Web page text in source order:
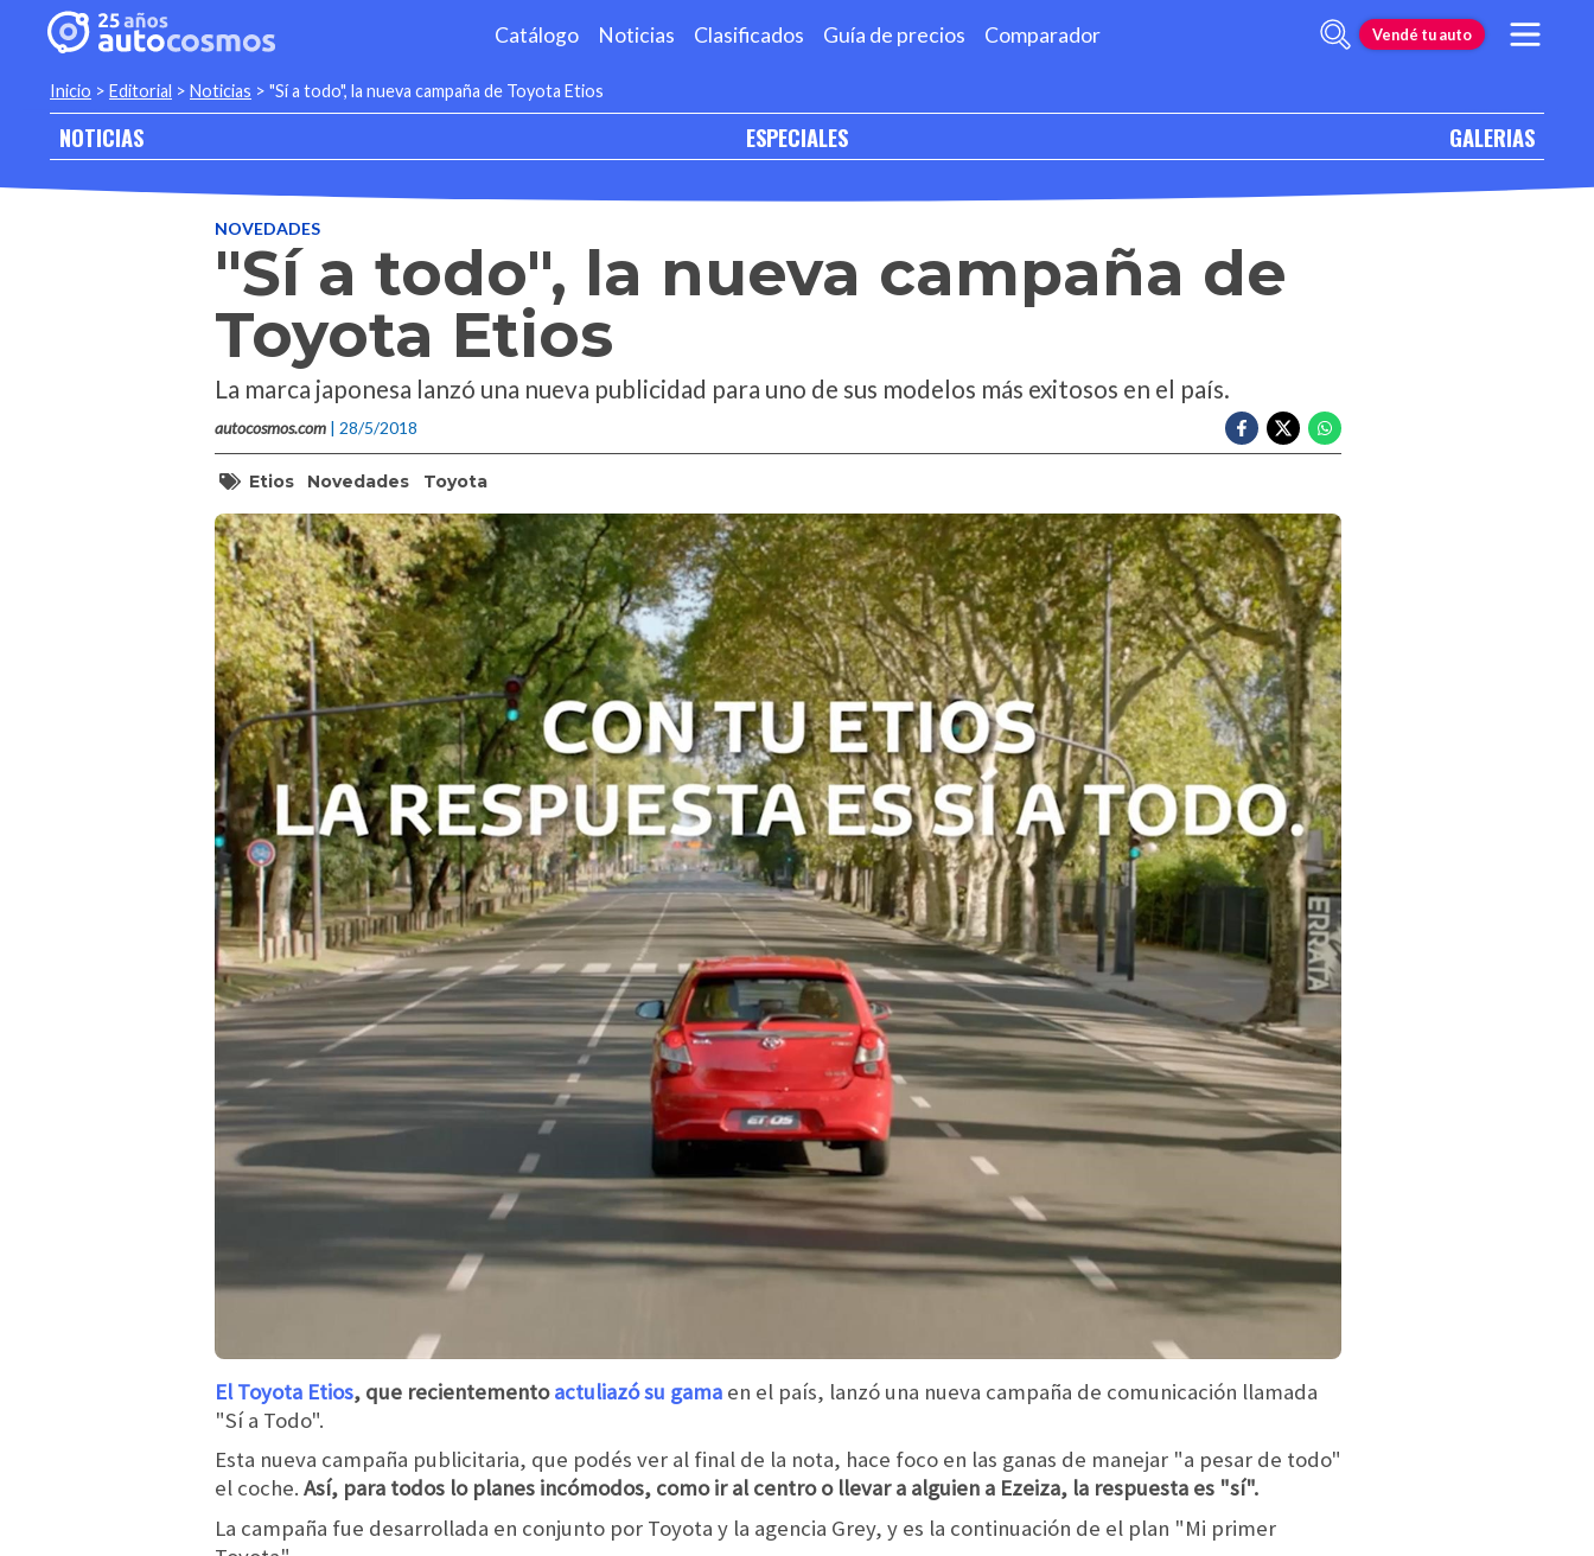
Catálogo Noticias Clasificados Guía de precios Comparador Vendé tu auto
Inicio > Editorial > Noticias > "Sí a todo", la nueva campaña de Toyota Etios
NOTICIAS ESPECIALES GALERIAS
NOVEDADES
"Sí a todo", la nueva campaña de
Toyota Etios
La marca japonesa lanzó una nueva publicidad para uno de sus modelos más exitosos en el país.
autocosmos.com | 28/5/2018
Etios Novedades Toyota
El Toyota Etios, que recientementoactuliazó su gama en el país, lanzó una nueva campaña de comunicación llamada
"Sí a Todo".
Esta nueva campaña publicitaria, que podés ver al final de la nota, hace foco en las ganas de manejar "a pesar de todo"
el coche. Así, para todos lo planes incómodos, como ir al centro o llevar a alguien a Ezeiza, la respuesta es "sí".
La campaña fue desarrollada en conjunto por Toyota y la agencia Grey, y es la continuación de el plan "Mi primer